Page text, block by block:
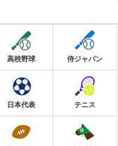
高校野球 侍ジャパン
日本代表 テニス